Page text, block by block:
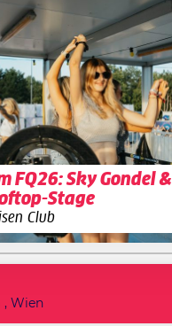
FQ26: Sky Gondel &
Stage
Club
, Wien